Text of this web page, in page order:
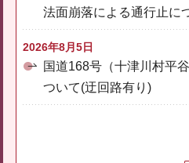
法面崩落による通行止に
2026年8月5日
国道168号（十津川村平
ついて(迂回路有り)